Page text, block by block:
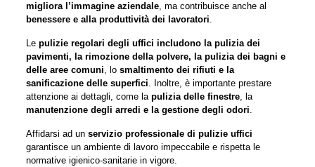
migliora l’immagine aziendale, ma contribuisce anche al
benessere e alla produttività dei lavoratori.
Le pulizie regolari degli uffici includono la pulizia dei
pavimenti, la rimozione della polvere, la pulizia dei bagni e
delle aree comuni, lo smaltimento dei rifiuti e la
sanificazione delle superfici. Inoltre, è importante prestare
attenzione ai dettagli, come la pulizia delle finestre, la
manutenzione degli arredi e la gestione degli odori.
Affidarsi ad un servizio professionale di pulizie uffici
garantisce un ambiente di lavoro impeccabile e rispetta le
normative igienico-sanitarie in vigore.